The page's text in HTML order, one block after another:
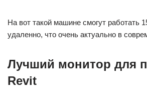
На вот такой машине смогут работать
удаленно, что очень актуально в
Лучший монитор для
Revit